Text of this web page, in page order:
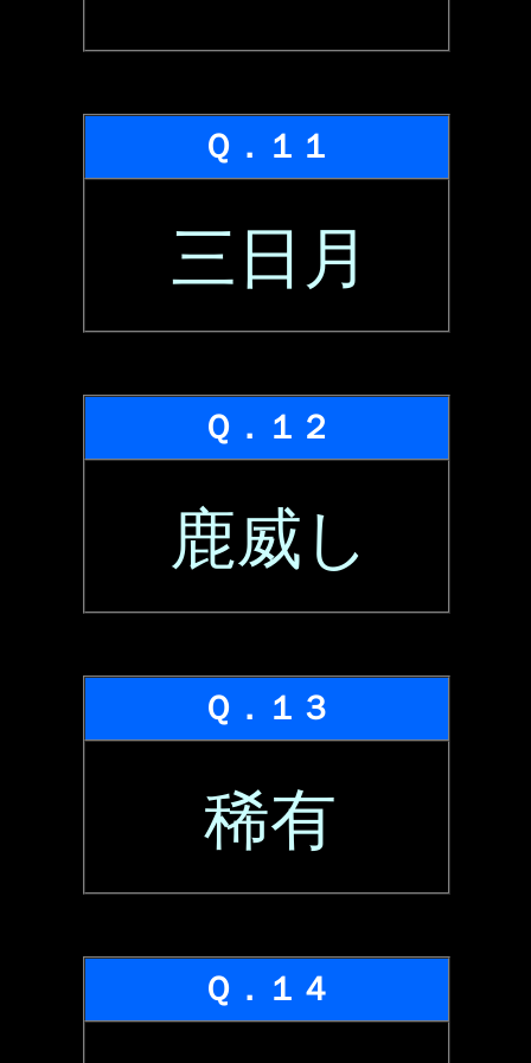
Ｑ．１１
三日月
Ｑ．１２
鹿威し
Ｑ．１３
稀有
Ｑ．１４